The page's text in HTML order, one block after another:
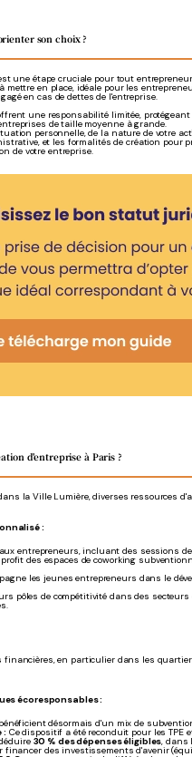
son choix ?
une étape cruciale pour tout
mettre en place, idéale pour les
en cas de dettes de l'entreprise.
offrent une responsabilité limitée,
de taille moyenne à grande.
personnelle, de la nature de votre
et les formalités de création pour
de votre entreprise.
d'entreprise à Paris ?
la Ville Lumière, diverses ressources
:
entrepreneurs, incluant des sessions
des espaces de coworking
les jeunes entrepreneurs dans le
pôles de compétitivité dans des
en particulier dans les
écoresponsables :
désormais d'un mix de
: Ce dispositif a été reconduit pour les TPE
30 % des dépenses éligibles, dans
financer des investissements d'avenir